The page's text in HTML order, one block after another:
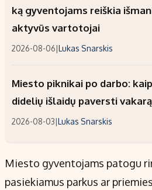
ką gyventojams reiškia
aktyvūs vartotojai
2026-08-06|Lukas Snarskis
Miesto piknikai po darbo:
didelių išlaidų paversti
2026-08-03|Lukas Snarskis
Miesto gyventojams patogu
pasiekiamus parkus ar